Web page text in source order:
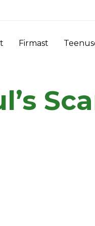
Firmast